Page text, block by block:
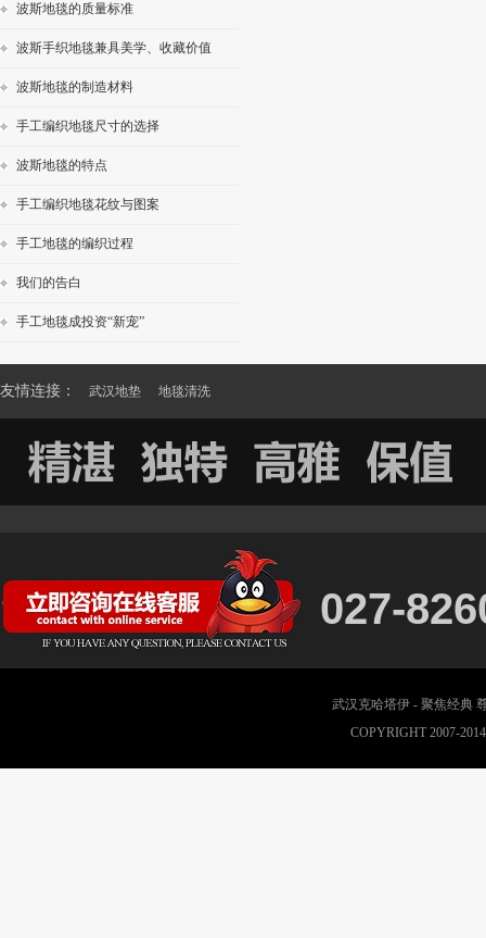
波斯地毯的质量标准
波斯手织地毯兼具美学、收藏价值
波斯地毯的制造材料
手工编织地毯尺寸的选择
波斯地毯的特点
手工编织地毯花纹与图案
手工地毯的编织过程
我们的告白
手工地毯成投资“新宠”
友情连接： 武汉地垫 地毯清洗
027-
武汉克哈塔伊 - 聚焦经典
COPYRIGHT 2007-